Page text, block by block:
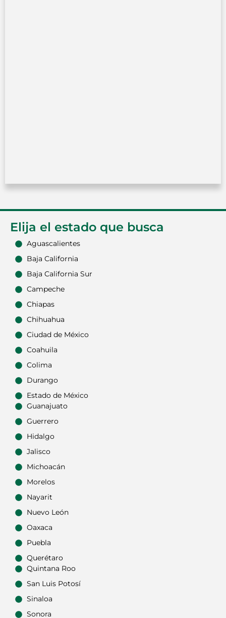
Elija el estado que busca
Aguascalientes
Baja California
Baja California Sur
Campeche
Chiapas
Chihuahua
Ciudad de México
Coahuila
Colima
Durango
Estado de México
Guanajuato
Guerrero
Hidalgo
Jalisco
Michoacán
Morelos
Nayarit
Nuevo León
Oaxaca
Puebla
Querétaro
Quintana Roo
San Luis Potosí
Sinaloa
Sonora